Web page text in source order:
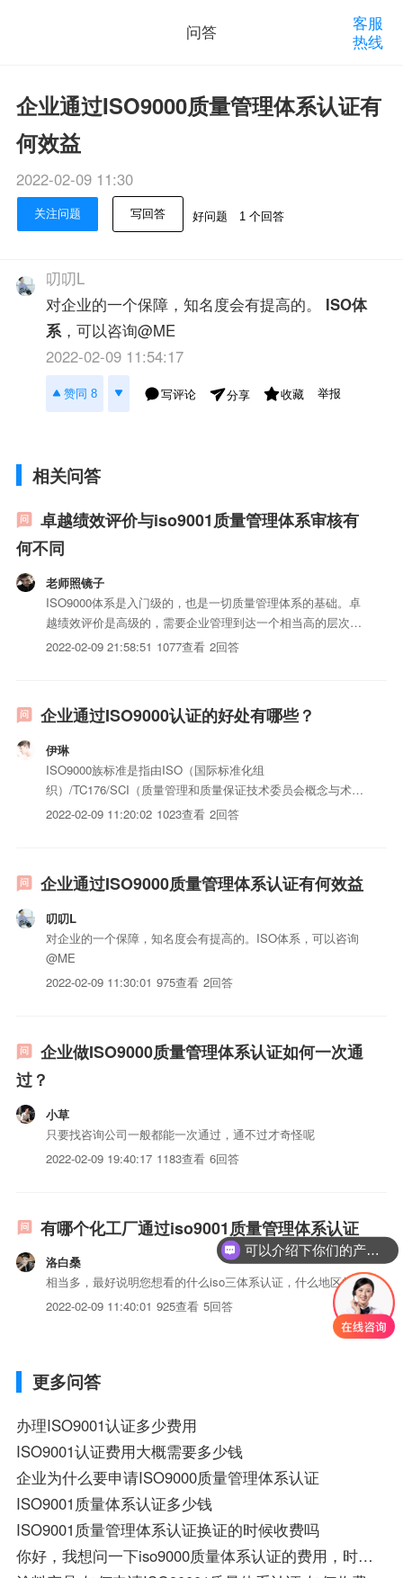
问答
客服
热线
企业通过ISO9000质量管理体系认证有
何效益
2022-02-09 11:30
关注问题 写回答 好问题 1 个回答
叨叨L
对企业的一个保障，知名度会有提高的。 ISO体
系，可以咨询@ME
2022-02-09 11:54:17
赞同 8 写评论 分享 收藏 举报
相关问答
卓越绩效评价与iso9001质量管理体系审核有
何不同
老师照镜子
ISO9000体系是入门级的，也是一切质量管理体系的基础。卓
越绩效评价是高级的，需要企业管理到达一个相当高的层次，
在这个层次上，企业的管理水平、质量控制能力都在同行业处
2022-02-09 21:58:51 1077查看 2回答
企业通过ISO9000认证的好处有哪些？
伊琳
ISO9000族标准是指由ISO（国际标准化组
织）/TC176/SCI（质量管理和质量保证技术委员会概念与术语
分委员会）制定的所有国际标准，其本质是一套阐述质量体系
2022-02-09 11:20:02 1023查看 2回答
企业通过ISO9000质量管理体系认证有何效益
叨叨L
对企业的一个保障，知名度会有提高的。ISO体系，可以咨询
@ME
2022-02-09 11:30:01 975查看 2回答
企业做ISO9000质量管理体系认证如何一次通
过？
小草
只要找咨询公司一般都能一次通过，通不过才奇怪呢
2022-02-09 19:40:17 1183查看 6回答
有哪个化工厂通过iso9001质量管理体系认证
洛白桑
相当多，最好说明您想看的什么iso三体系认证，什么地区的
2022-02-09 11:40:01 925查看 5回答
更多问答
办理ISO9001认证多少费用
ISO9001认证费用大概需要多少钱
企业为什么要申请ISO9000质量管理体系认证
ISO9001质量体系认证多少钱
ISO9001质量管理体系认证换证的时候收费吗
你好，我想问一下iso9000质量体系认证的费用，时间和流程！多长时间复审一次？谢谢
可以介绍下你们的产品么？